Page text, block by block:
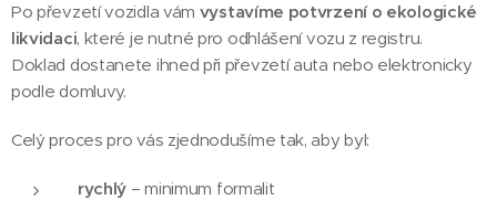
Po převzetí vozidla vám vystavíme potvrzení o ekologické
likvidaci, které je nutné pro odhlášení vozu z registru.
Doklad dostanete ihned při převzetí auta nebo elektronicky
podle domluvy.
Celý proces pro vás zjednodušíme tak, aby byl:
rychlý – minimum formalit